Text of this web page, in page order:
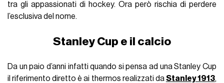
tra gli appassionati di hockey. Ora però rischia di perdere
l’esclusiva del nome.
Stanley Cup e il calcio
Da un paio d’anni infatti quando si pensa ad una Stanley Cup
il riferimento diretto è ai thermos realizzati daStanley 1913,